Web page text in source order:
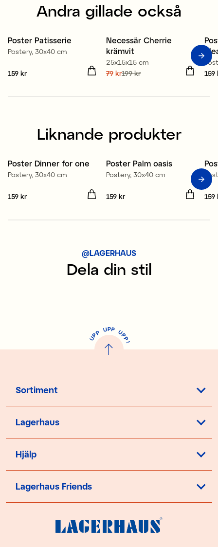
Andra gillade också
Poster Patisserie
Postery, 30x40 cm
Pris :159 kr
159 kr
Sale
Necessär Cherrie
krämvit
25x15x15 cm
Nuvarande pris
79 kr199 kr Pris
159
Liknande produkter
Nyhet
Poster Dinner for one
Postery, 30x40 cm
Pris :159 kr
159 kr
Nyhet
Poster Palm oasis
Postery, 30x40 cm
Pris:159 kr
159 kr Pris
159
@LAGERHAUS
Dela din stil
U
P
P UPP UP
P
!
Sortiment
Lagerhaus
Hjälp
Lagerhaus Friends